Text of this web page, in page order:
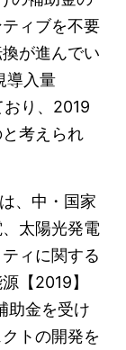
ィブを不要
が進んでい
導入量
おり、2019
考えられ
、中・国家
太陽光発電
ィに関する
【2019】
助金を受け
トの開発を